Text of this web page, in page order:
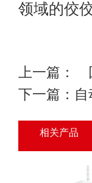
领域的佼
上一篇：
下一篇：
相关产品